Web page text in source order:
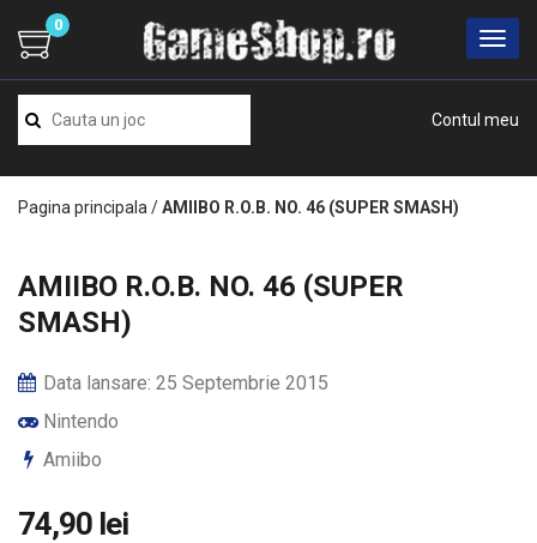
Contul meu
0
Pagina principala /AMIIBO R.O.B. NO. 46 (SUPER SMASH)
AMIIBO R.O.B. NO. 46 (SUPER
SMASH)
Data lansare: 25 Septembrie 2015
Nintendo
Amiibo
74,90 lei